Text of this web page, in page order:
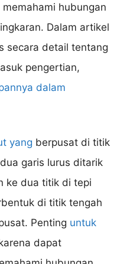
hubungan
Dalam artikel
secara detail tentang
pengertian,
dalam
yang berpusat di titik
garis lurus ditarik
ke dua titik di tepi
di titik tengah
Penting untuk
dapat